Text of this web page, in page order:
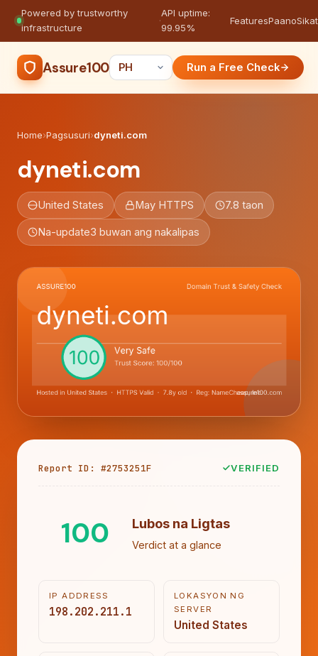
Powered by trustworthy
infrastructure
·
API uptime:
99.95%
FeaturesPaanoSikat
Assure100 Run a Free Check
Home›Pagsusuri›dyneti.com
dyneti.com
United States May HTTPS 7.8 taon
Na-update3 buwan ang nakalipas
Report ID: #2753251F VERIFIED
100 Lubos na Ligtas
Verdict at a glance
IP ADDRESS
198.202.211.1
LOKASYON NG
SERVER
United States